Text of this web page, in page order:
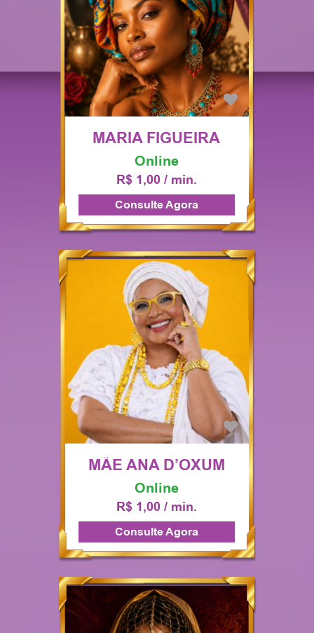
MARIA FIGUEIRA
Online
R$ 1,00 / min.
Consulte Agora
MÃE ANA D’OXUM
Online
R$ 1,00 / min.
Consulte Agora